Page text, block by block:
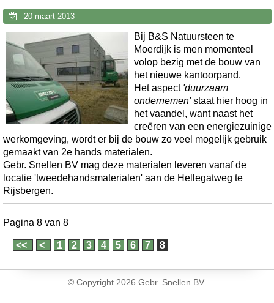
20 maart 2013
Bij B&S Natuursteen te
Moerdijk is men momenteel
volop bezig met de bouw van
het nieuwe kantoorpand.
Het aspect 'duurzaam
ondernemen'staat hier hoog in
het vaandel, want naast het
creëren van een energiezuinige
werkomgeving, wordt er bij de bouw zo veel mogelijk gebruik
gemaakt van 2e hands materialen.
Gebr. Snellen BV mag deze materialen leveren vanaf de
locatie 'tweedehandsmaterialen' aan de Hellegatweg te
Rijsbergen.
Pagina 8 van 8
1 2 3 4 5 6 7 8
© Copyright 2026 Gebr. Snellen BV.